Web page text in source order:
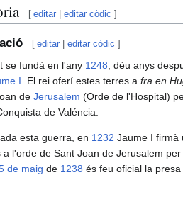
[ editar |editar còdic ]
[ editar |editar còdic ]
se fundà en l'any 1248 , dèu anys
I . El rei oferí estes terres a fra en
de Jerusalem (Orde de l'Hospital)
de Valéncia.
esta guerra, en 1232 Jaume I firmà
a l'orde de Sant Joan de Jerusalem
de maig de 1238 és feu oficial la